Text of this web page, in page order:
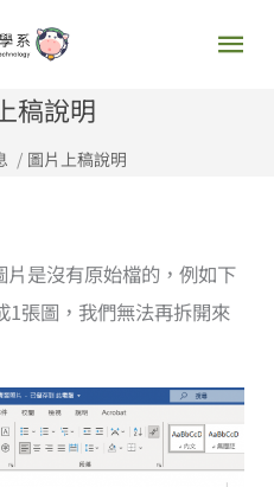
主
稿說明
圖片上稿說明
是沒有原始檔的，例如下
1張圖，我們無法再拆開來